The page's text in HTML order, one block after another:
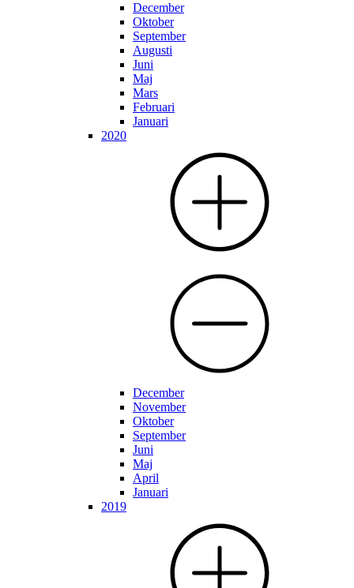
December
Oktober
September
Augusti
Juni
Maj
Mars
Februari
Januari
2020
December
November
Oktober
September
Juni
Maj
April
Januari
2019